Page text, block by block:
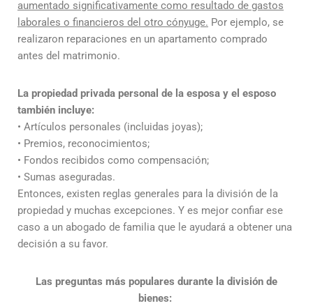
aumentado significativamente como resultado de gastos
laborales o financieros del otro cónyuge. Por ejemplo, se
realizaron reparaciones en un apartamento comprado
antes del matrimonio.
La propiedad privada personal de la esposa y el esposo
también incluye:
• Artículos personales (incluidas joyas);
• Premios, reconocimientos;
• Fondos recibidos como compensación;
• Sumas aseguradas.
Entonces, existen reglas generales para la división de la
propiedad y muchas excepciones. Y es mejor confiar ese
caso a un abogado de familia que le ayudará a obtener una
decisión a su favor.
Las preguntas más populares durante la división de
bienes: